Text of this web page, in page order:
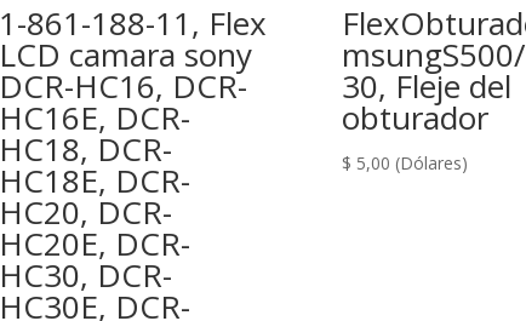
1-861-188-11, Flex
LCD camara sony
DCR-HC16, DCR-
HC16E, DCR-
HC18, DCR-
HC18E, DCR-
HC20, DCR-
HC20E, DCR-
HC30, DCR-
HC30E, DCR-
30, Fleje del
obturador
$ 5,00 (Dólares)